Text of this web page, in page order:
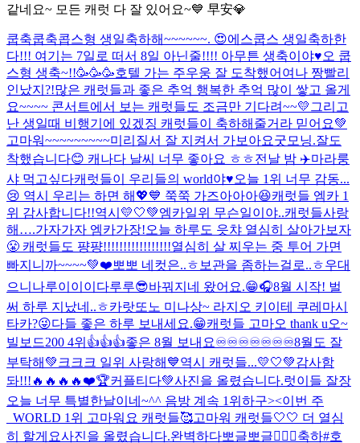
같네요~ 모든 캐럿 다 잘 있어요~💙 早安💎
쿱축쿱축콥스형 생일축하해~~~~~~. 😍에스쿱스 생일축하한
다!!! 여기는 7일로 떠서 8일 아닌줄!!!! 아무튼 생축이야♥️오 쿱
스형 생축~!!🥳🥳🥳호텔 가는 주우웅 잘 도착했어여 나 짱빨리
인났지?!많은 캐럿들과 좋은 추억 행복한 추억 많이 쌓고 올게
요~~~~ 콘서트에서 보는 캐럿들도 조금만 기다려~~💛 그리고
난 생일때 비행기에 있겠징 캐럿들이 축하해줄거라 믿어요💚
고마워~~~~~~~~~미리 질서 잘 지켜서 가보아요굿모닝.잘도
착했습니다😊 캐나다 날씨 너무 좋아요 ㅎㅎ전날 밤 ✈️마라룽
샤 먹고싶다캐럿들이 우리들의 world야♥️오늘 1위 너무 감동...
😢 역시 우리는 하면 해💖💙 쭉쭉 가즈아아아😆캐럿들 엠카 1
위 감사합니다!!역시💛🤍💚엠카일위 무슨일이야..캐럿들사랑
해….가자가자 엠카가장!오늘 하루도 읏챠 열심히 살아가보자
😤 캐럿들도 퍙퍙!!!!!!!!!!!!!!!!!열심히 살 찌우는 중 투어 가면
빠지니까~~~~💚❤️뽀뽀 네컷은..ㅎ보관을 좀하는걸로..ㅎ우대
으니나루이이이다루루😎바꿔지네 왔어요.😁🎧8월 시작! 벌
써 하루 지났네..ㅎ카랏또노 미나상~ 라지오 키이테 쿠레마시
타카?😜다들 좋은 하루 보내세요.😁캐럿들 고마오 thank u오~
빌보드200 4위👍👍👍좋은 8월 보내요♾️♾️♾️♾️♾️♾️♾️8월도 잘
부탁해💚 크크크 일위 사랑해💙역시 캐럿들...💛🤍💚감사함
돠!!!🔥🔥🔥🔥❤️🏆커플티다💚사진을 올렸습니다.럿이들 잘장
오늘 너무 특별한날이네~^^ 음방 계속 1위하구><이번 주
_WORLD 1위 고마워요 캐럿들🥰고마워 캐럿들🤍🤍 더 열심
히 할게요사진을 올렸습니다.완벽하다뽀글뽀글😶‍🌫️ 🐯축하#호